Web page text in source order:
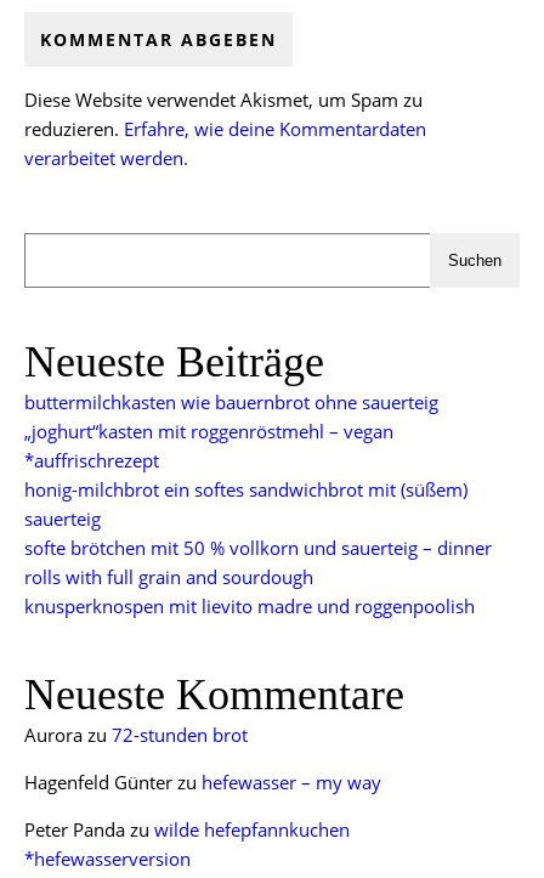
Diese Website verwendet Akismet, um Spam zu
reduzieren. Erfahre, wie deine Kommentardaten
verarbeitet werden.
Suchen
Neueste Beiträge
buttermilchkasten wie bauernbrot ohne sauerteig
„joghurt“kasten mit roggenröstmehl – vegan
*auffrischrezept
honig-milchbrot ein softes sandwichbrot mit (süßem)
sauerteig
softe brötchen mit 50 % vollkorn und sauerteig – dinner
rolls with full grain and sourdough
knusperknospen mit lievito madre und roggenpoolish
Neueste Kommentare
Aurora zu 72-stunden brot
Hagenfeld Günter zu hefewasser – my way
Peter Panda zu wilde hefepfannkuchen
*hefewasserversion